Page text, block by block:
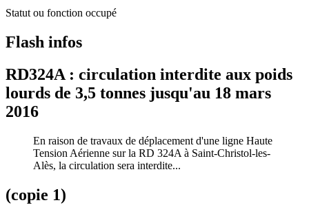
Statut ou fonction occupé
Flash infos
RD324A : circulation interdite aux poids
lourds de 3,5 tonnes jusqu'au 18 mars
2016
En raison de travaux de déplacement d'une ligne Haute
Tension Aérienne sur la RD 324A à Saint-Christol-les-
Alès, la circulation sera interdite...
(copie 1)